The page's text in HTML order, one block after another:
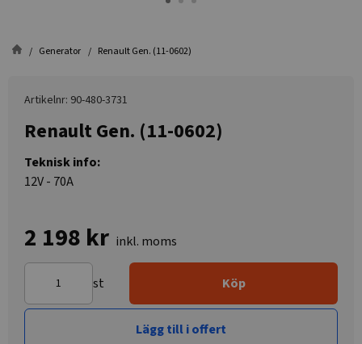
Generator Renault Gen. (11-0602)
Artikelnr: 90-480-3731
Renault Gen. (11-0602)
Teknisk info:
12V - 70A
2 198 kr inkl. moms
st Köp
Lägg till i offert